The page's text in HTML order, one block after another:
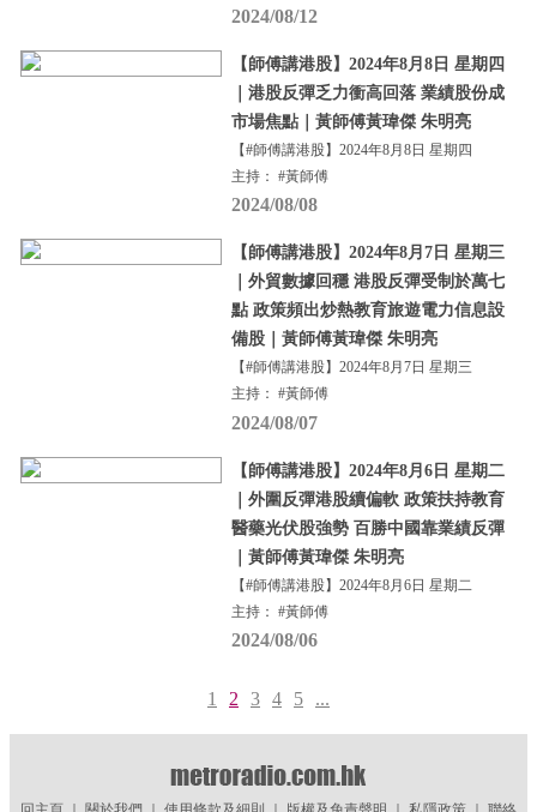
2024/08/12
【師傅講港股】2024年8月8日 星期四
｜港股反彈乏力衝高回落 業績股份成
市場焦點｜黃師傅黃瑋傑 朱明亮
【#師傅講港股】2024年8月8日 星期四
主持： #黃師傅
2024/08/08
【師傅講港股】2024年8月7日 星期三
｜外貿數據回穩 港股反彈受制於萬七
點 政策頻出炒熱教育旅遊電力信息設
備股｜黃師傅黃瑋傑 朱明亮
【#師傅講港股】2024年8月7日 星期三
主持： #黃師傅
2024/08/07
【師傅講港股】2024年8月6日 星期二
｜外圍反彈港股續偏軟 政策扶持教育
醫藥光伏股強勢 百勝中國靠業績反彈
｜黃師傅黃瑋傑 朱明亮
【#師傅講港股】2024年8月6日 星期二
主持： #黃師傅
2024/08/06
1 2 3 4 5 ...